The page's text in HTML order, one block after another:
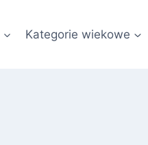
Kategorie wiekowe